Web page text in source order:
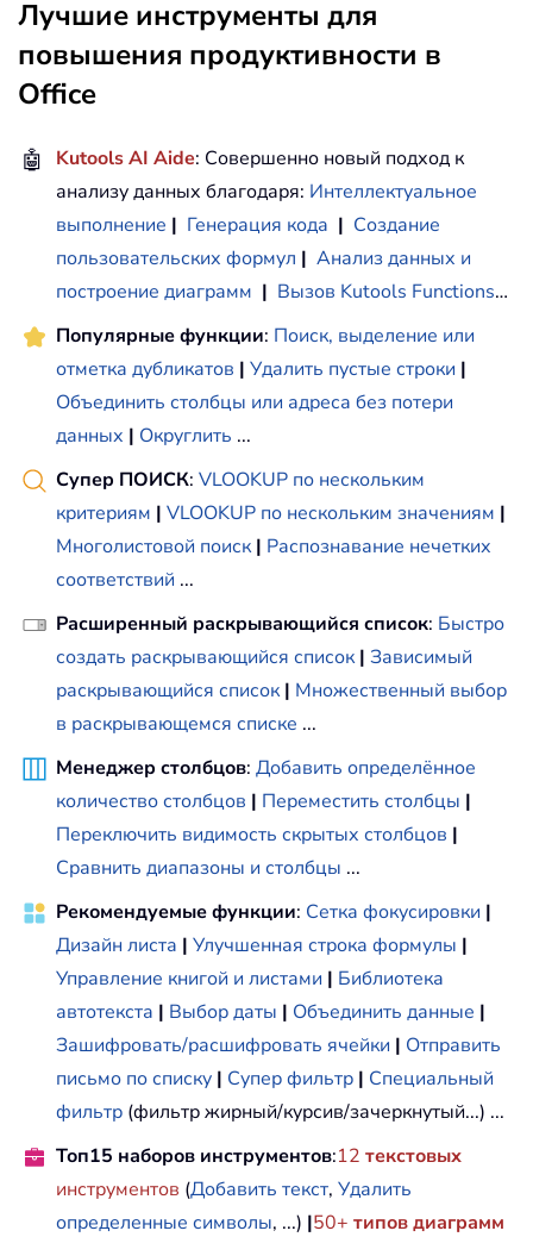
Лучшие инструменты для
повышения продуктивности в
Office
🤖 Kutools AI Aide: Совершенно новый подход к
анализу данных благодаря: Интеллектуальное
выполнение | Генерация кода | Создание
пользовательских формул | Анализ данных и
построение диаграмм | Вызов Kutools Functions…
Популярные функции: Поиск, выделение или
отметка дубликатов | Удалить пустые строки |
Объединить столбцы или адреса без потери
данных | Округлить ...
Супер ПОИСК: VLOOKUP по нескольким
критериям | VLOOKUP по нескольким значениям |
Многолистовой поиск | Распознавание нечетких
соответствий ...
Расширенный раскрывающийся список: Быстро
создать раскрывающийся список | Зависимый
раскрывающийся список | Множественный выбор
в раскрывающемся списке ...
Менеджер столбцов: Добавить определённое
количество столбцов | Переместить столбцы |
Переключить видимость скрытых столбцов |
Сравнить диапазоны и столбцы ...
Рекомендуемые функции: Сетка фокусировки |
Дизайн листа | Улучшенная строка формулы |
Управление книгой и листами | Библиотека
автотекста | Выбор даты | Объединить данные |
Зашифровать/расшифровать ячейки | Отправить
письмо по списку | Супер фильтр | Специальный
фильтр (фильтр жирный/курсив/зачеркнутый...) ...
Топ15 наборов инструментов:12 текстовых
инструментов (Добавить текст, Удалить
определенные символы, ...) |50+ типов диаграмм